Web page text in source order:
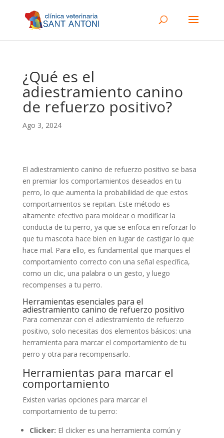
¿Qué es el
adiestramiento canino
de refuerzo positivo?
Ago 3, 2024
El adiestramiento canino de refuerzo positivo se basa
en premiar los comportamientos deseados en tu
perro, lo que aumenta la probabilidad de que estos
comportamientos se repitan. Este método es
altamente efectivo para moldear o modificar la
conducta de tu perro, ya que se enfoca en reforzar lo
que tu mascota hace bien en lugar de castigar lo que
hace mal. Para ello, es fundamental que marques el
comportamiento correcto con una señal específica,
como un clic, una palabra o un gesto, y luego
recompenses a tu perro.
Herramientas esenciales para el
adiestramiento canino de refuerzo positivo
Para comenzar con el adiestramiento de refuerzo
positivo, solo necesitas dos elementos básicos: una
herramienta para marcar el comportamiento de tu
perro y otra para recompensarlo.
Herramientas para marcar el
comportamiento
Existen varias opciones para marcar el
comportamiento de tu perro:
Clicker: El clicker es una herramienta común y